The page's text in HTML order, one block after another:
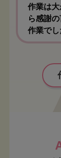
作業は
ら感謝
作業でし